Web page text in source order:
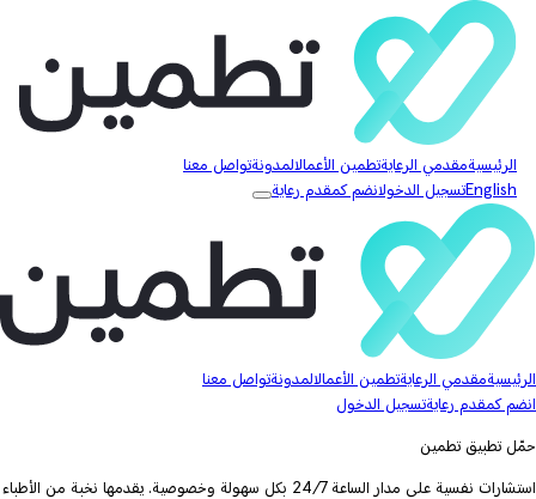
الرئيسيةمقدمي الرعايةتطمين الأعمالالمدونةتواصل معنا
Englishتسجيل الدخولانضم كمقدم رعاية
الرئيسيةمقدمي الرعايةتطمين الأعمالالمدونةتواصل معنا
انضم كمقدم رعايةتسجيل الدخول
حمّل تطبيق تطمين
استشارات نفسية على مدار الساعة 24/7 بكل سهولة وخصوصية. يقدمها نخبة من الأطباء